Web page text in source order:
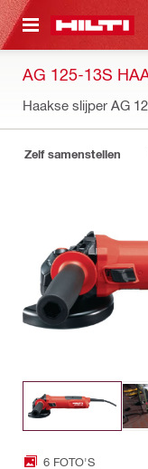
HOOFDINHOUD
AG 125-13S
Haakse slijper AG
Zelf samenstellen
6 FOTO'S